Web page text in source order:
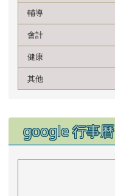
輔導
會計
健康
其他
google 行事曆